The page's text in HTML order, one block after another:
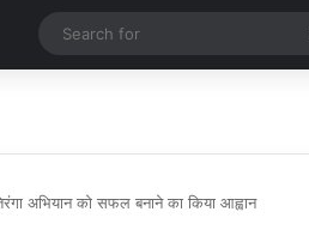
अभियान को सफल बनाने का किया आह्वान